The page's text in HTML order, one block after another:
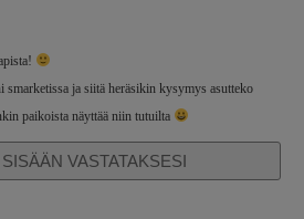
smarketissa ja siitä heräsikin kysymys asutteko
paikoista näyttää niin tutuilta
VASTATAKSESI